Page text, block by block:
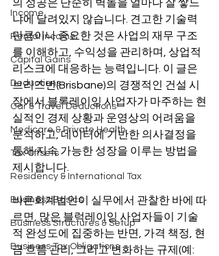
Income
Rental income
Capital Gains
Deductions
Car & Travel Deductions
Medicare & Private Health
Tax Offsets
Residency & International Tax
Business Basics
Business Structures & Setup
Business Tax Obligations
의 성공은 단순히 벽돌을 얼마나 잘 쌓느
냐에 달려있지 않습니다. 견고한 기술력
만큼이나 중요한 것은 사업의 재무 구조
를 이해하고, 수익성을 관리하며, 상업적
리스크에 대응하는 능력입니다. 이 글은
브리즈번(Brisbane)의 경쟁적인 건설 시
장에서 블록레이잉 사업자가 마주하는 현
실적인 경제 상황과 운영상의 어려움을
분석하고, 데이터에 기반한 의사결정을
통해 지속 가능한 성장을 이루는 방법을
제시합니다.
바른회계법인이 실무에서 관찰한 바에 따
르면, 많은 블럭레이잉 사업자들이 기술
적 완성도에 집중하는 반면, 가격 책정, 현
금 흐름 관리, 그리고 변화하는 규제(예: